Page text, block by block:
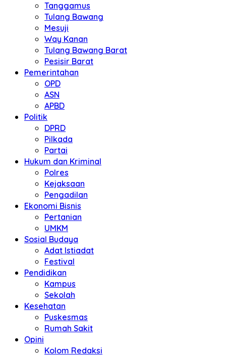
Tanggamus
Tulang Bawang
Mesuji
Way Kanan
Tulang Bawang Barat
Pesisir Barat
Pemerintahan
OPD
ASN
APBD
Politik
DPRD
Pilkada
Partai
Hukum dan Kriminal
Polres
Kejaksaan
Pengadilan
Ekonomi Bisnis
Pertanian
UMKM
Sosial Budaya
Adat Istiadat
Festival
Pendidikan
Kampus
Sekolah
Kesehatan
Puskesmas
Rumah Sakit
Opini
Kolom Redaksi